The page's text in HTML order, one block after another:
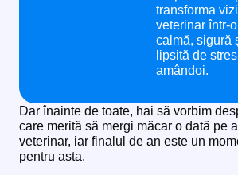
transforma
veterinar într-
calmă, sigură
lipsită de
amândoi.
Dar înainte de toate, hai să vorbim
care merită să mergi măcar o dată pe
veterinar, iar finalul de an este un
pentru asta.